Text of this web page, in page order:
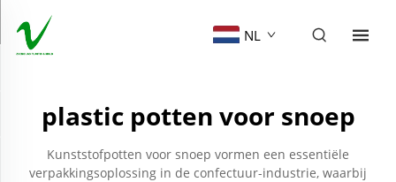
NL
plastic potten voor snoep
Kunststofpotten voor snoep vormen een essentiële
verpakkingsoplossing in de confectuur-industrie, waarbij